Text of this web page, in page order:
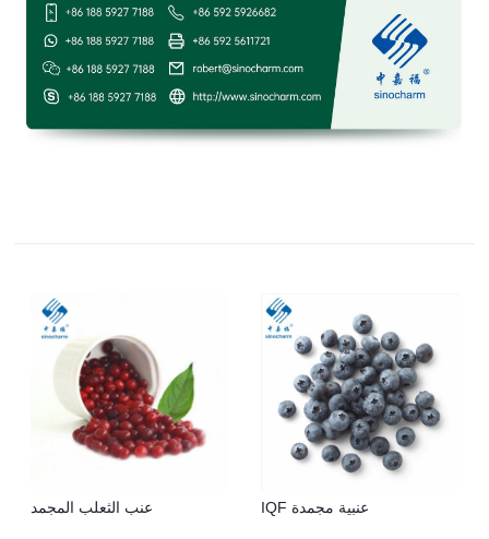
عنب الثعلب المجمد IQF عنبية مجمدة